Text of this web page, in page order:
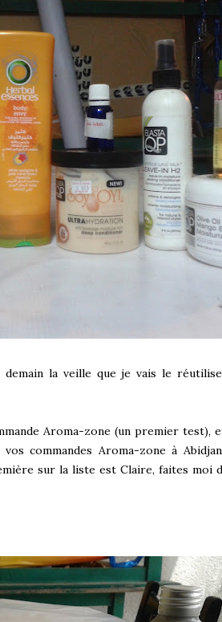
demain la veille que je vais le
Aroma-zone (un premier test),
commandes Aroma-zone à
sur la liste est Claire, faites moi